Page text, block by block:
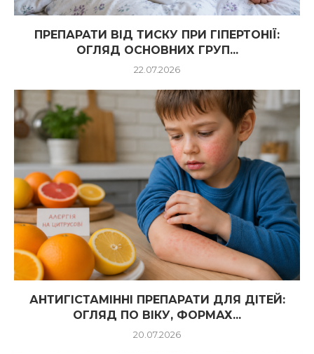
ПРЕПАРАТИ ВІД ТИСКУ ПРИ ГІПЕРТОНІЇ:
ОГЛЯД ОСНОВНИХ ГРУП...
22.07.2026
АНТИГІСТАМІННІ ПРЕПАРАТИ ДЛЯ ДІТЕЙ:
ОГЛЯД ПО ВІКУ, ФОРМАХ...
20.07.2026